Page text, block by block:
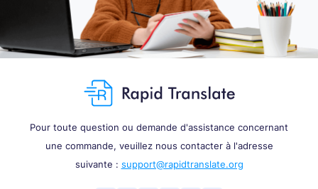
Pour toute question ou demande d'assistance concernant
une commande, veuillez nous contacter à l'adresse
suivante : support@rapidtranslate.org